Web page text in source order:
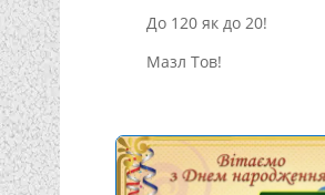
До 120 як до 20!
Мазл Тов!